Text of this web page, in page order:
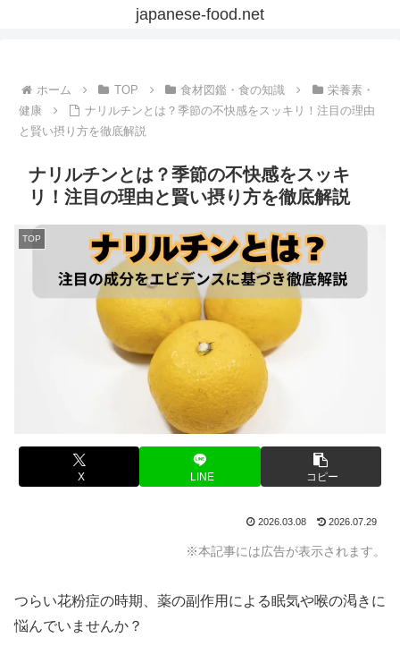
japanese-food.net
ホーム TOP 食材図鑑・食の知識
栄養素・
健康
ナリルチンとは？季節の不快感をスッキリ！注目の理由
と賢い摂り方を徹底解説
ナリルチンとは？季節の不快感をスッキ
リ！注目の理由と賢い摂り方を徹底解説
TOP
X LINE コピー
2026.03.08 2026.07.29
※本記事には広告が表示されます。
つらい花粉症の時期、薬の副作用による眠気や喉の渇きに
悩んでいませんか？